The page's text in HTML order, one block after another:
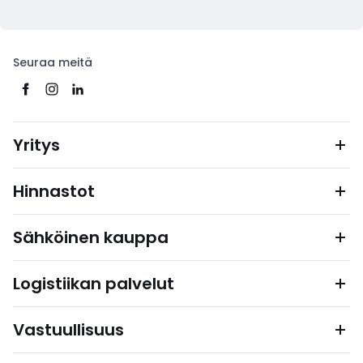
Seuraa meitä
Yritys
Hinnastot
Sähköinen kauppa
Logistiikan palvelut
Vastuullisuus